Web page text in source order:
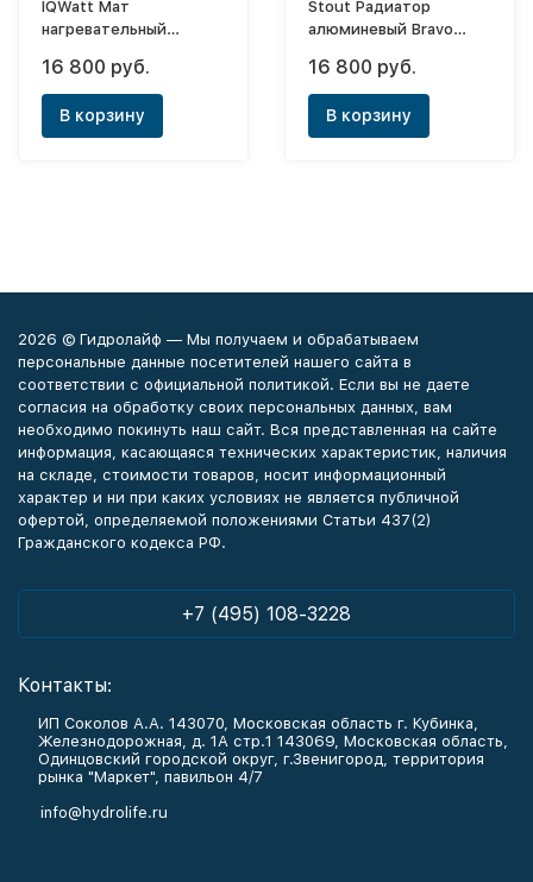
IQWatt Мат
нагревательный
16 800 руб.
В корзину
Stout Радиатор
алюминевый Bravo
16 800 руб.
В корзину
2026 © Гидролайф — Мы получаем и обрабатываем
персональные данные посетителей нашего сайта в
соответствии с официальной политикой. Если вы не даете
согласия на обработку своих персональных данных, вам
необходимо покинуть наш сайт. Вся представленная на сайте
информация, касающаяся технических характеристик, наличия
на складе, стоимости товаров, носит информационный
характер и ни при каких условиях не является публичной
офертой, определяемой положениями Статьи 437(2)
Гражданского кодекса РФ.
+7 (495) 108-3228
Контакты:
ИП Соколов А.А. 143070, Московская область г. Кубинка,
Железнодорожная, д. 1А стр.1 143069, Московская область,
Одинцовский городской округ, г.Звенигород, территория
рынка "Маркет", павильон 4/7
info@hydrolife.ru